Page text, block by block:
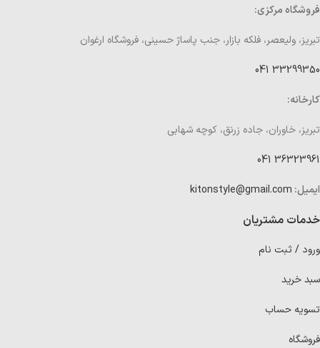
فروشگاه مرکزی:
تبریز، ولیعصر، فلکه بازار، جنب پاساژ حسینی، فروشگاه ارغوان
33299350 041
کارخانه:
تبریز، خاوران، جاده زرنق، کوچه شهابی
36323961 041
ایمیل: kitonstyle@gmail.com
خدمات مشتریان
ورود / ثبت نام
سبد خرید
تسویه حساب
فروشگاه